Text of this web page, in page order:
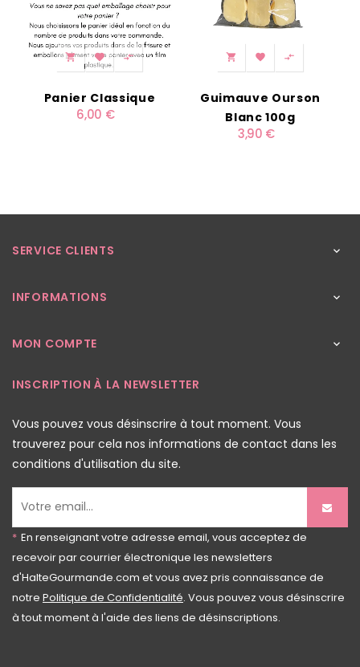
  
Panier Classique
6,00 €
  
Guimauve Ourson
Blanc 100g
3,90 €
SERVICE CLIENTS 
INFORMATIONS 
MON COMPTE 
INSCRIPTION À LA NEWSLETTER
Vous pouvez vous désinscrire à tout moment. Vous
trouverez pour cela nos informations de contact dans les
conditions d'utilisation du site.
* En renseignant votre adresse email, vous acceptez de
recevoir par courrier électronique les newsletters
d'HalteGourmande.com et vous avez pris connaissance de
notre Politique de Confidentialité. Vous pouvez vous désinscrire
à tout moment à l'aide des liens de désinscriptions.